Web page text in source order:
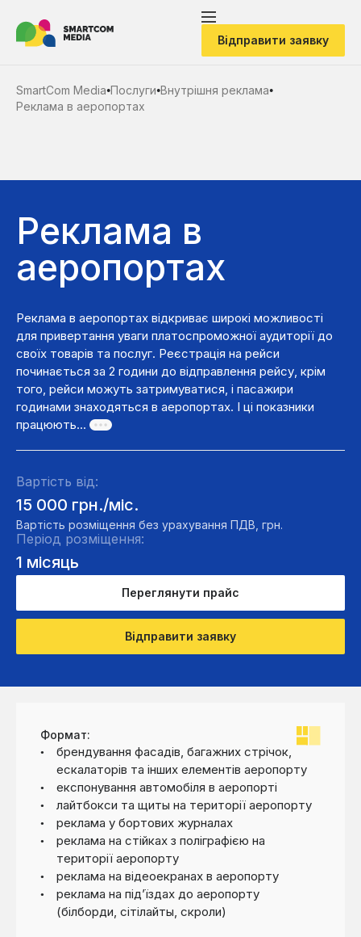
Відправити заявку
SmartCom Media●Послуги●Внутрішня реклама●
Реклама в аеропортах
Реклама в
аеропортах
Реклама в аеропортах відкриває широкі можливості
для привертання уваги платоспроможної аудиторії до
своїх товарів та послуг. Реєстрація на рейси
починається за 2 години до відправлення рейсу, крім
того, рейси можуть затримуватися, і пасажири
годинами знаходяться в аеропортах. І ці показники
працюють...
Вартість від:
15 000 грн./міс.
Вартість розміщення без урахування ПДВ, грн.
Період розміщення:
1 місяць
Переглянути прайс
Відправити заявку
Формат:
брендування фасадів, багажних стрічок,
ескалаторів та інших елементів аеропорту
експонування автомобіля в аеропорті
лайтбокси та щиты на території аеропорту
реклама у бортових журналах
реклама на стійках з поліграфією на
території аеропорту
реклама на відеоекранах в аеропорту
реклама на під’їздах до аеропорту
(білборди, сітілайты, скроли)